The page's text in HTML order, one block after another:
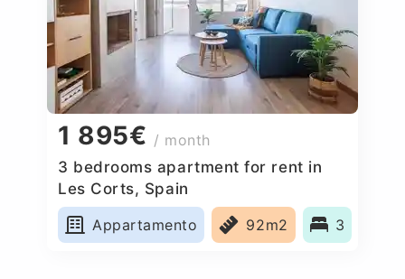
1 895€ / month
3 bedrooms apartment for rent in
Les Corts, Spain
Appartamento
92m2 3